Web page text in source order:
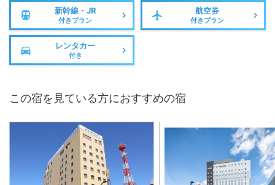
新幹線・JR
付きプラン
航空券
付きプラン
レンタカー
付き
この宿を見ている方におすすめの宿